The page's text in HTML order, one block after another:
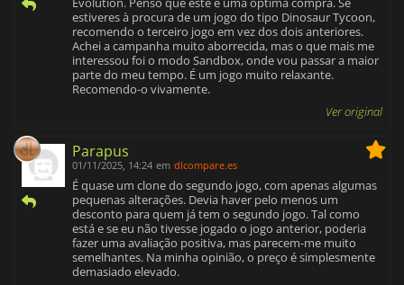
estiveres à procura de um jogo do tipo Dinosaur Tycoon,
recomendo o terceiro jogo em vez dos dois anteriores.
Achei a campanha muito aborrecida, mas o que mais me
interessou foi o modo Sandbox, onde vou passar a maior
parte do meu tempo. É um jogo muito relaxante.
Recomendo-o vivamente.
Ver original
Parapus
01/11/2025, 14:24 em dlcompare.es
É quase um clone do segundo jogo, com apenas algumas
pequenas alterações. Devia haver pelo menos um
desconto para quem já tem o segundo jogo. Tal como
está e se eu não tivesse jogado o jogo anterior, poderia
fazer uma avaliação positiva, mas parecem-me muito
semelhantes. Na minha opinião, o preço é simplesmente
demasiado elevado.